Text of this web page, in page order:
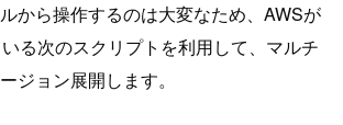
から操作するのは大変なため、AWSが
る次のスクリプトを利用して、マルチ
ジョン展開します。